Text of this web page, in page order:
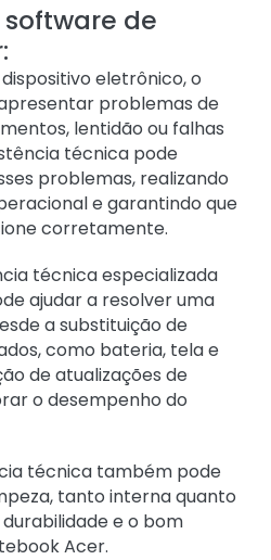
de
eletrônico, o
problemas de
lentidão ou falhas
técnica pode
problemas, realizando
e garantindo que
corretamente.
técnica especializada
ajudar a resolver uma
a substituição de
como bateria, tela e
de atualizações de
o desempenho do
técnica também pode
tanto interna quanto
e o bom
Acer.